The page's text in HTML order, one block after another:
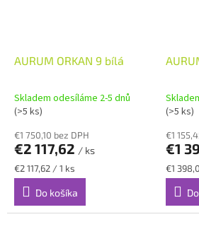
AURUM ORKAN 9 bílá
Skladem odesíláme 2-5 dnů
(>5 ks)
€1 750,10 bez DPH
€2 117,62 / ks
Jednotková
cena:
€2 117,62 / 1 ks
Do košíka
(>5 ks)
€1
€1
cena:
€1